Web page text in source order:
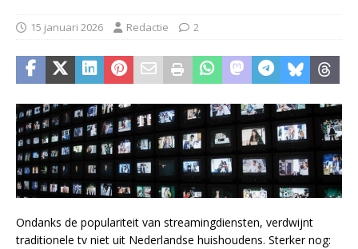
15 januari 2026 Redactie 2
Ondanks de populariteit van streamingdiensten, verdwijnt
traditionele tv niet uit Nederlandse huishoudens. Sterker nog: